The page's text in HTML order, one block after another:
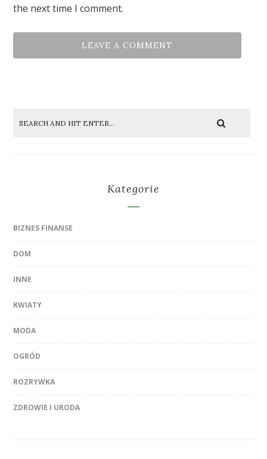
the next time I comment.
Kategorie
BIZNES FINANSE
DOM
INNE
KWIATY
MODA
OGRÓD
ROZRYWKA
ZDROWIE I URODA